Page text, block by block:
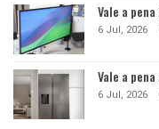
Vale a
6 Jul, 2026
Vale a
6 Jul, 2026